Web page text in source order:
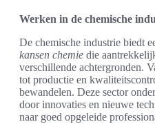
Werken in de chemische
De chemische industrie biedt
kansen chemie die
verschillende achtergronden.
tot productie en
bewandelen. Deze sector
door innovaties en nieuwe
naar goed opgeleide